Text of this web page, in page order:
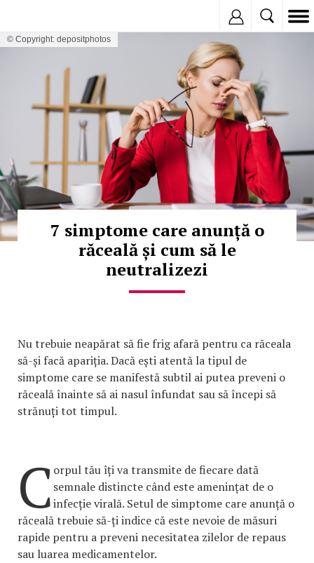
© Copyright: depositphotos
7 simptome care anunță o
răceală și cum să le
neutralizezi
Nu trebuie neapărat să fie frig afară pentru ca răceala
să-și facă apariția. Dacă ești atentă la tipul de
simptome care se manifestă subtil ai putea preveni o
răceală înainte să ai nasul înfundat sau să începi să
strănuți tot timpul.
C orpul tău îți va transmite de fiecare dată
semnale distincte când este amenințat de o
infecție virală. Setul de simptome care anunță o
răceală trebuie să-ți indice că este nevoie de măsuri
rapide pentru a preveni necesitatea zilelor de repaus
sau luarea medicamentelor.